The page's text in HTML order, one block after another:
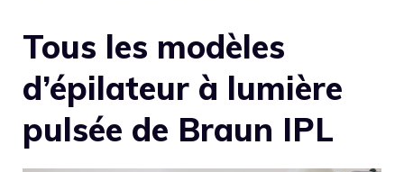
Tous les modèles
d’épilateur à lumière
pulsée de Braun IPL